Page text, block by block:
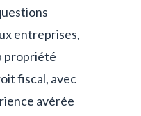
entreprises,
propriété
fiscal, avec
avérée